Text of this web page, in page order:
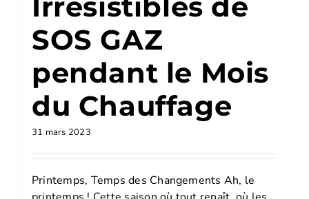
SOS GAZ
pendant le Mois
du Chauffage
31 mars 2023
Printemps, Temps des Changements Ah, le